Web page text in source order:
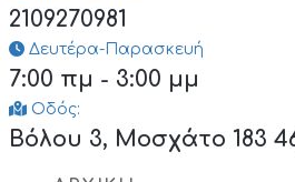
2109270981
Δευτέρα-Παρασκευή
7:00 πμ - 3:00 μμ
Οδός:
Βόλου 3, Μοσχάτο 183